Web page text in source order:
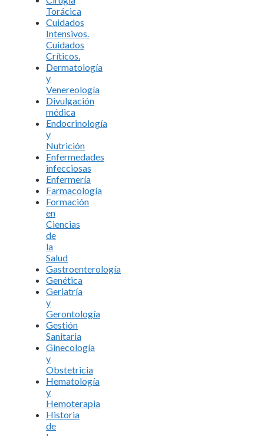
Torácica
Cuidados
Intensivos.
Cuidados
Críticos.
Dermatología
y
Venereología
Divulgación
médica
Endocrinología
y
Nutrición
Enfermedades
infecciosas
Enfermería
Farmacología
Formación
en
Ciencias
de
la
Salud
Gastroenterología
Genética
Geriatría
y
Gerontología
Gestión
Sanitaria
Ginecología
y
Obstetricia
Hematología
y
Hemoterapia
Historia
de